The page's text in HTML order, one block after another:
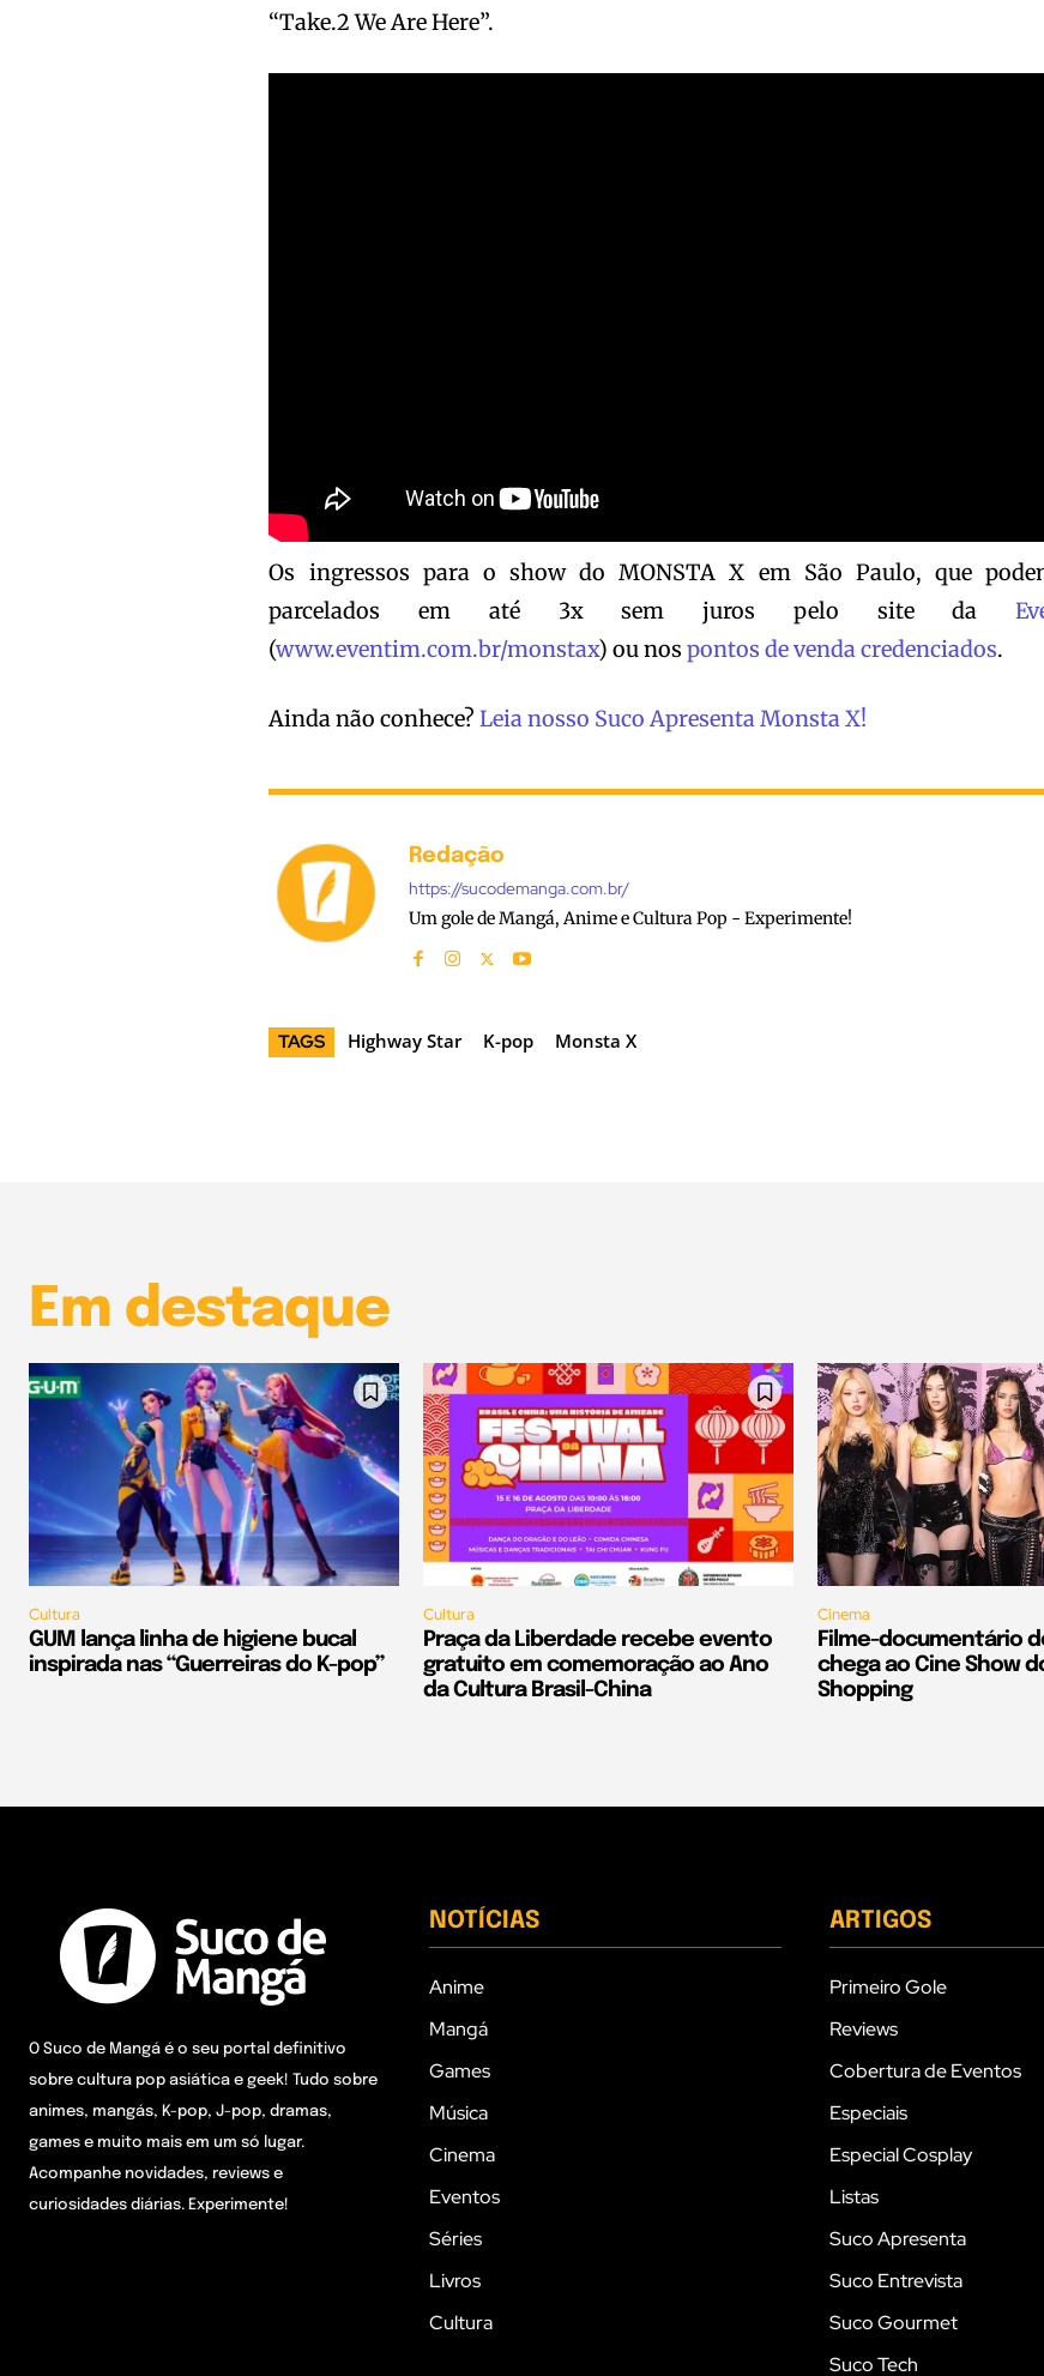
“Take.2 We Are Here”.
Os ingressos para o show doMONSTA X em São Paulo, que
parcelados em até 3x sem juros pelo site da
(www.eventim.com.br/monstax) ou nos pontos de venda credenciados.
Ainda não conhece?Leia nosso Suco Apresenta Monsta X!
Redação
https://sucodemanga.com.br/
Um gole de Mangá, Anime e Cultura Pop - Experimente!
TAGS Highway Star K-pop Monsta X
Em destaque
Cultura
GUM lança linha de higiene bucal
inspirada nas “Guerreiras do K-pop”
Cultura
Praça da Liberdade recebe evento
gratuito em comemoração ao Ano
da Cultura Brasil-China
Cinema
Filme-documentário do
chega ao Cine Show
Shopping
O Suco de Mangá é o seu portal definitivo
sobre cultura pop asiática e geek! Tudo sobre
animes, mangás, K-pop, J-pop, dramas,
games e muito mais em um só lugar.
Acompanhe novidades, reviews e
curiosidades diárias. Experimente!
NOTÍCIAS
Anime
Mangá
Games
Música
Cinema
Eventos
Séries
Livros
Cultura
ARTIGOS
Primeiro Gole
Reviews
Cobertura de Eventos
Especiais
Especial Cosplay
Listas
Suco Apresenta
Suco Entrevista
Suco Gourmet
Suco Tech